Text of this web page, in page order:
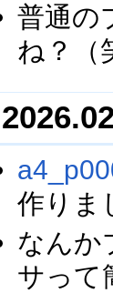
普通の
ね？（
作りま
なんか
サって